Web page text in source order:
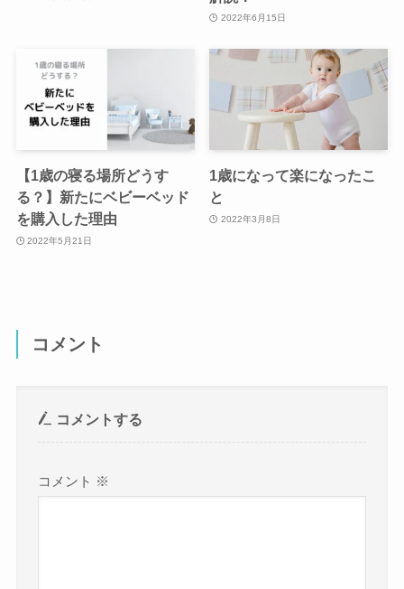
2022年6月15日
【1歳の寝る場所どうす
る？】新たにベビーベッド
を購入した理由
2022年5月21日
1歳になって楽になったこ
と
2022年3月8日
コメント
コメントする
コメント ※